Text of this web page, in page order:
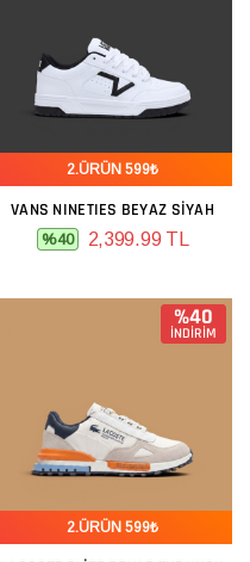
2.ÜRÜN 599₺
VANS NINETIES BEYAZ SIYAH
%40 2,399.99 TL
%40
İNDİRİM
2.ÜRÜN 599₺